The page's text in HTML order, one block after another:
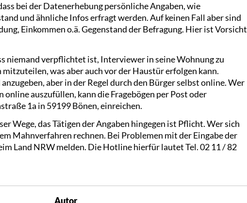
bei der Datenerhebung persönliche Angaben, wie
und ähnliche Infos erfragt werden. Auf keinen Fall aber sind
Einkommen o.ä. Gegenstand der Befragung. Hier ist Vorsicht
niemand verpflichtet ist, Interviewer in seine Wohnung zu
was aber auch vor der Haustür erfolgen kann.
aber in der Regel durch den Bürger selbst online. Wer
online auszufüllen, kann die Fragebögen per Post oder
1a in 59199 Bönen, einreichen.
Wege, das Tätigen der Angaben hingegen ist Pflicht. Wer sich
Mahnverfahren rechnen. Bei Problemen mit der Eingabe der
Land NRW melden. Die Hotline hierfür lautet Tel. 02 11 / 82
Autor